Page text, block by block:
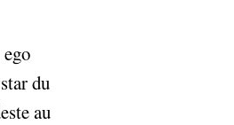
du
au